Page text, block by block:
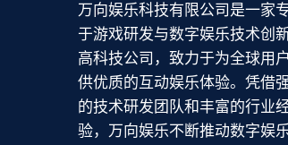
万向娱乐科技有限公司是一家
于游戏研发与数字娱乐技术创
高科技公司，致力于为全球用
供优质的互动娱乐体验。凭借
的技术研发团队和丰富的行业
验，万向娱乐不断推动数字娱